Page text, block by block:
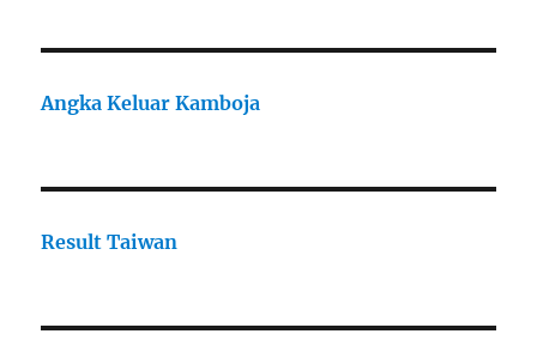
Angka Keluar Kamboja
Result Taiwan